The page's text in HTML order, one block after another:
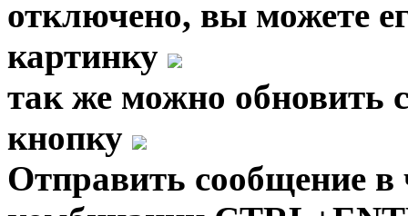
отключено, вы можете
картинку
так же можно обновить
кнопку
Отправить сообщение